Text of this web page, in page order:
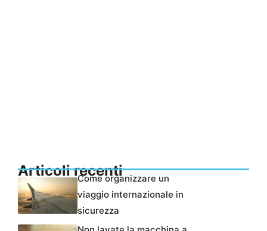
Articoli recentiCome organizzare un
viaggio internazionale in
sicurezza